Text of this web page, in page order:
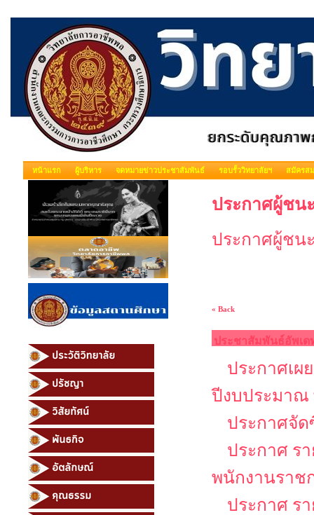
หน้าแรก ผู้บริหาร จดหมายข่าวประชาสัมพันธ์ รอบรั้ววิทยาลัยฯ สมัครส
ประกาศผู้ชน
ประกาศผู้ชน
« Back
ประชาสัมพันธ์อัพเด
ประกาศเผ
ปีงบประมาณ
ประกาศจัด
ประกาศ ร
พนักงานราช
ประกาศ ร